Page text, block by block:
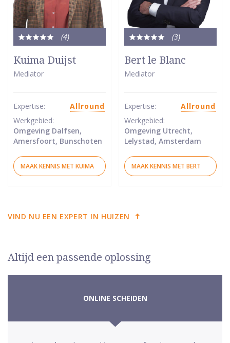
(4)
Totale
waardering:
5
van
Kuima Duijst
Mediator
Expertise:
Allround
Werkgebied:
Omgeving Dalfsen,
Amersfoort, Bunschoten
MAAK KENNIS MET KUIMA
(3)
Totale
waardering:
5
van
Bert le Blanc
Mediator
Expertise:
Allround
Werkgebied:
Omgeving Utrecht,
Lelystad, Amsterdam
MAAK KENNIS MET BERT
VIND NU EEN EXPERT IN HUIZEN
Altijd een passende oplossing
ONLINE SCHEIDEN